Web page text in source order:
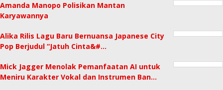
Amanda Manopo Polisikan Mantan
Karyawannya
Alika Rilis Lagu Baru Bernuansa Japanese City
Pop Berjudul “Jatuh Cinta&#…
Mick Jagger Menolak Pemanfaatan AI untuk
Meniru Karakter Vokal dan Instrumen Ban…